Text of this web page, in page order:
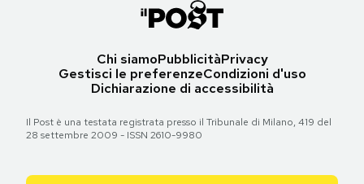
Chi siamoPubblicitàPrivacy
Gestisci le preferenzeCondizioni d'uso
Dichiarazione di accessibilità
Il Post è una testata registrata presso il Tribunale di Milano, 419 del
28 settembre 2009 - ISSN 2610-9980